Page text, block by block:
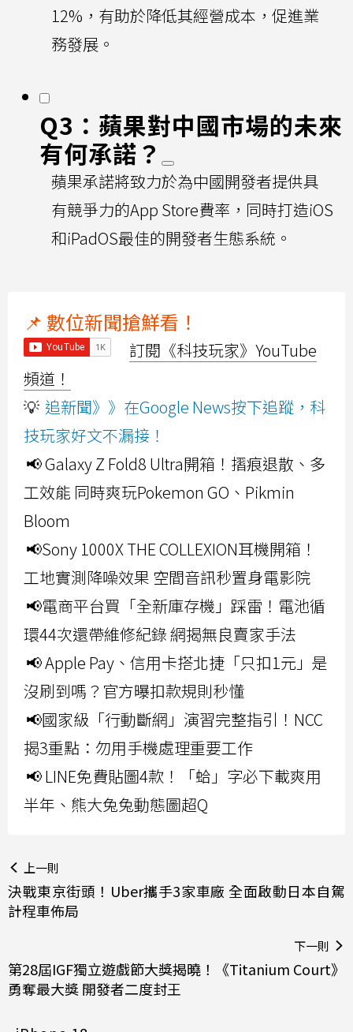
12%，有助於降低其經營成本，促進業
務發展。
Q3：蘋果對中國市場的未來
有何承諾？
蘋果承諾將致力於為中國開發者提供具
有競爭力的App Store費率，同時打造iOS
和iPadOS最佳的開發者生態系統。
📌 數位新聞搶鮮看！
訂閱《科技玩家》YouTube
頻道！
💡 追新聞》》在Google News按下追蹤，科
技玩家好文不漏接！
📢 Galaxy Z Fold8 Ultra開箱！摺痕退散、多
工效能 同時爽玩Pokemon GO、Pikmin
Bloom
📢Sony 1000X THE COLLEXION耳機開箱！
工地實測降噪效果 空間音訊秒置身電影院
📢電商平台買「全新庫存機」踩雷！電池循
環44次還帶維修紀錄 網揭無良賣家手法
📢 Apple Pay、信用卡搭北捷「只扣1元」是
沒刷到嗎？官方曝扣款規則秒懂
📢國家級「行動斷網」演習完整指引！NCC
揭3重點：勿用手機處理重要工作
📢 LINE免費貼圖4款！「蛤」字必下載爽用
半年、熊大兔兔動態圖超Q
上一則
決戰東京街頭！Uber攜手3家車廠 全面啟動日本自駕
計程車佈局
下一則
第28屆IGF獨立遊戲節大獎揭曉！《Titanium Court》
勇奪最大獎 開發者二度封王